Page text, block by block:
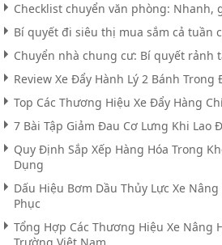
Checklist chuyển văn phòng: Nhanh,
Bí quyết đi siêu thị mua sắm cả tuần
Chuyển nhà chung cư: Bí quyết rảnh
Review Xe Đẩy Hành Lý 2 Bánh
Top Các Thương Hiệu Xe Đẩy Hàng
7 Bài Tập Giảm Đau Cơ Lưng Khi Lao
Quy Định Sắp Xếp Hàng Hóa Trong
Dụng
Dấu Hiệu Bơm Dầu Thủy Lực Xe Nâng
Phục
Tổng Hợp Các Thương Hiệu Xe Nâng